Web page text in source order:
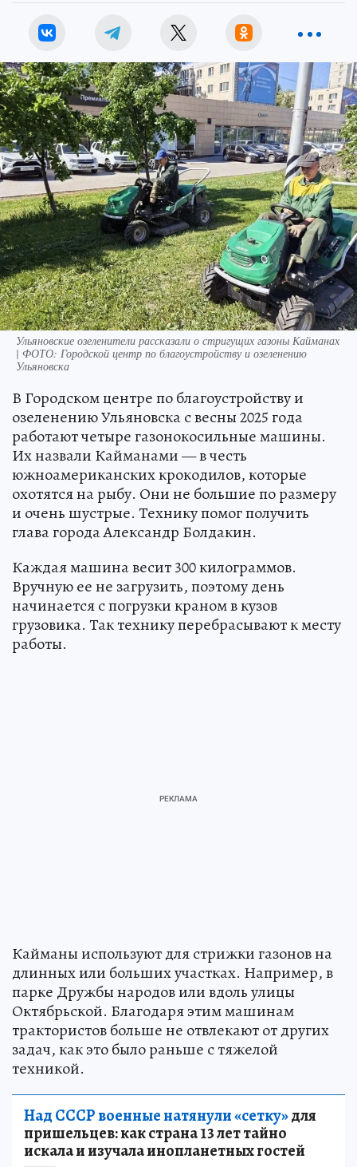
Ульяновские озеленители рассказали о стригущих газоны Кайманах
| ФОТО: Городской центр по благоустройству и озеленению
Ульяновска
В Городском центре по благоустройству и
озеленению Ульяновска с весны 2025 года
работают четыре газонокосильные машины.
Их назвали Кайманами — в честь
южноамериканских крокодилов, которые
охотятся на рыбу. Они не большие по размеру
и очень шустрые. Технику помог получить
глава города Александр Болдакин.
Каждая машина весит 300 килограммов.
Вручную ее не загрузить, поэтому день
начинается с погрузки краном в кузов
грузовика. Так технику перебрасывают к месту
работы.
Кайманы используют для стрижки газонов на
длинных или больших участках. Например, в
парке Дружбы народов или вдоль улицы
Октябрьской. Благодаря этим машинам
трактористов больше не отвлекают от других
задач, как это было раньше с тяжелой
техникой.
Над СССР военные натянули «сетку»для
пришельцев: как страна 13 лет тайно
искала и изучала инопланетных гостей